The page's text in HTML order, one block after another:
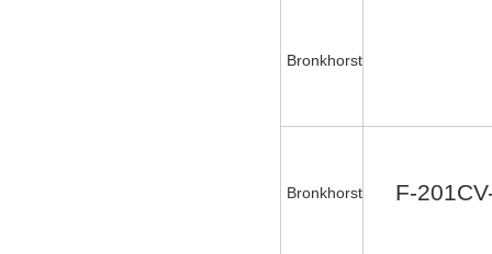
Bronkhorst
Bronkhorst F-